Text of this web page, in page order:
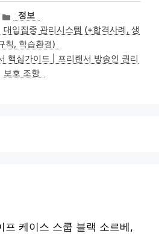
카
테
고
리
정보
대입집중 관리시스템 (+합격사례, 생
칙, 학습환경)
핵심가이드 | 프리랜서 방송인 권리
보호 조항
프 케이스 스쿱 블랙 소르베,